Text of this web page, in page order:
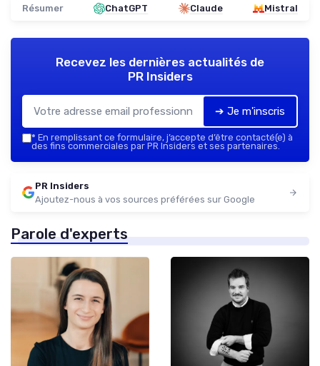
Résumer ChatGPT Claude Mistral
Recevez les dernières actualités de
PR Insiders
➔ Je m'inscris
* En remplissant ce formulaire, j’accepte d’être contacté(e) à
des fins commerciales par PR Insiders et ses partenaires.
PR Insiders
Ajoutez-nous à vos sources préférées sur Google
Parole d'experts